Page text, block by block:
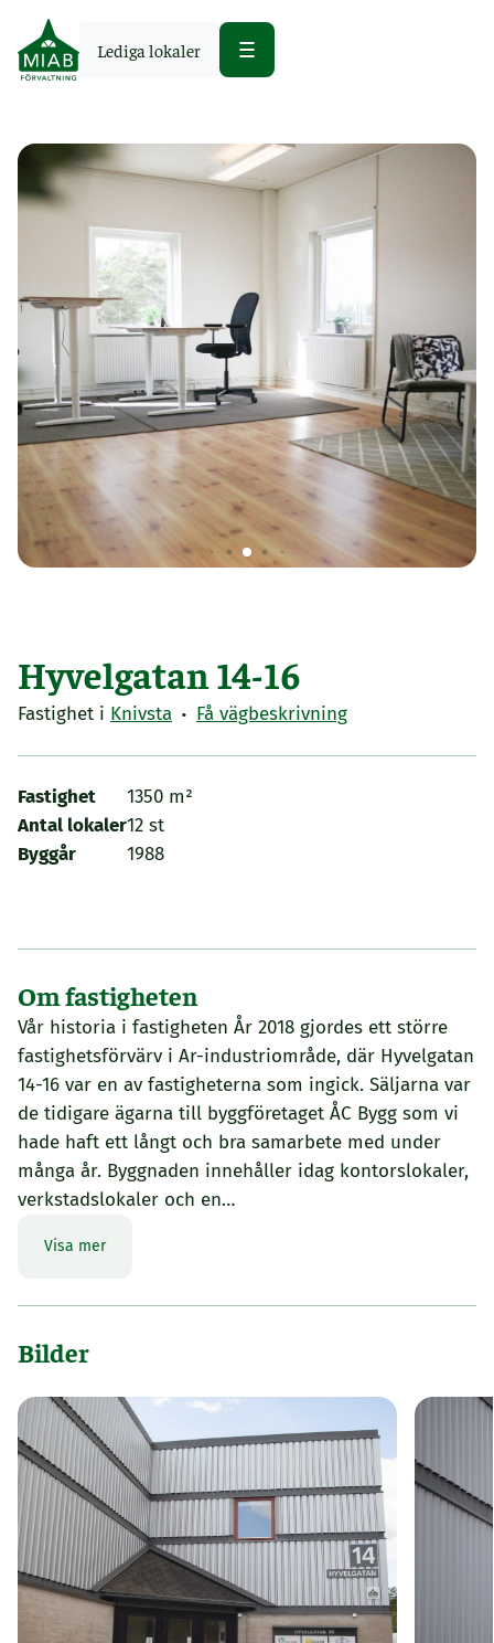
Lediga lokaler
Hyvelgatan 14-16
Fastighet i Knivsta · Få vägbeskrivning
Fastighet
Antal lokaler
Byggår
1350 m²
12 st
1988
Om fastigheten
Vår historia i fastigheten År 2018 gjordes ett större
fastighetsförvärv i Ar-industriområde, där Hyvelgatan
14-16 var en av fastigheterna som ingick. Säljarna var
de tidigare ägarna till byggföretaget ÅC Bygg som vi
hade haft ett långt och bra samarbete med under
många år. Byggnaden innehåller idag kontorslokaler,
verkstadslokaler och en…
Visa mer
Bilder